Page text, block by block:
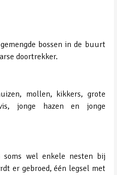
bossen in de buurt
doortrekker.
mollen, kikkers, grote
jonge hazen en jonge
soms wel enkele nesten bij
er gebroed, één legsel met